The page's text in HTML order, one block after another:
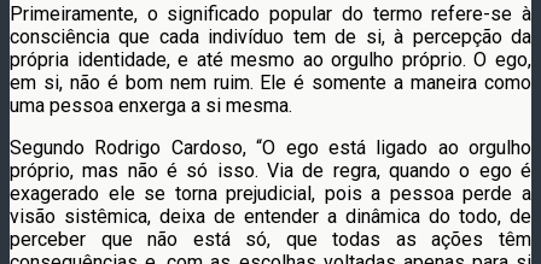
Primeiramente, o significado popular do termo refere-se à
consciência que cada indivíduo tem de si, à percepção da
própria identidade, e até mesmo ao orgulho próprio. O ego,
em si, não é bom nem ruim. Ele é somente a maneira como
uma pessoa enxerga a si mesma.
Segundo Rodrigo Cardoso, “O ego está ligado ao orgulho
próprio, mas não é só isso. Via de regra, quando o ego é
exagerado ele se torna prejudicial, pois a pessoa perde a
visão sistêmica, deixa de entender a dinâmica do todo, de
perceber que não está só, que todas as ações têm